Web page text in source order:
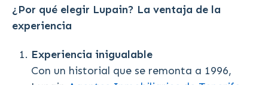
¿Por qué elegir Lupain? La ventaja de la
experiencia
Experiencia inigualable
Con un historial que se remonta a 1996,